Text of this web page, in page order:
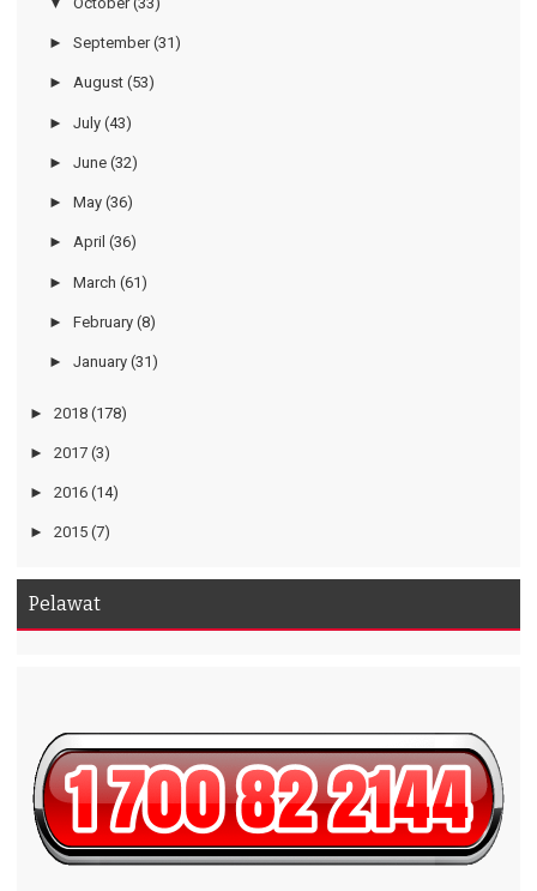
► September (31)
► August (53)
► July (43)
► June (32)
► May (36)
► April (36)
► March (61)
► February (8)
► January (31)
► 2018 (178)
► 2017 (3)
► 2016 (14)
► 2015 (7)
Pelawat